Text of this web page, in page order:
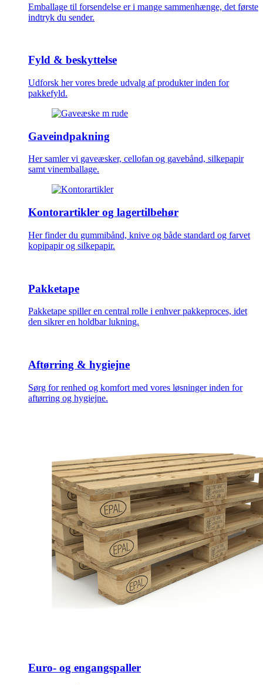
Emballage til forsendelse er i mange sammenhænge, det første
indtryk du sender.
Fyld & beskyttelse
Udforsk her vores brede udvalg af produkter inden for
pakkefyld.
Gaveindpakning
Her samler vi gaveæsker, cellofan og gavebånd, silkepapir
samt vinemballage.
Kontorartikler og lagertilbehør
Her finder du gummibånd, knive og både standard og farvet
kopipapir og silkepapir.
Pakketape
Pakketape spiller en central rolle i enhver pakkeproces, idet
den sikrer en holdbar lukning.
Aftørring & hygiejne
Sørg for renhed og komfort med vores løsninger inden for
aftørring og hygiejne.
Euro- og engangspaller